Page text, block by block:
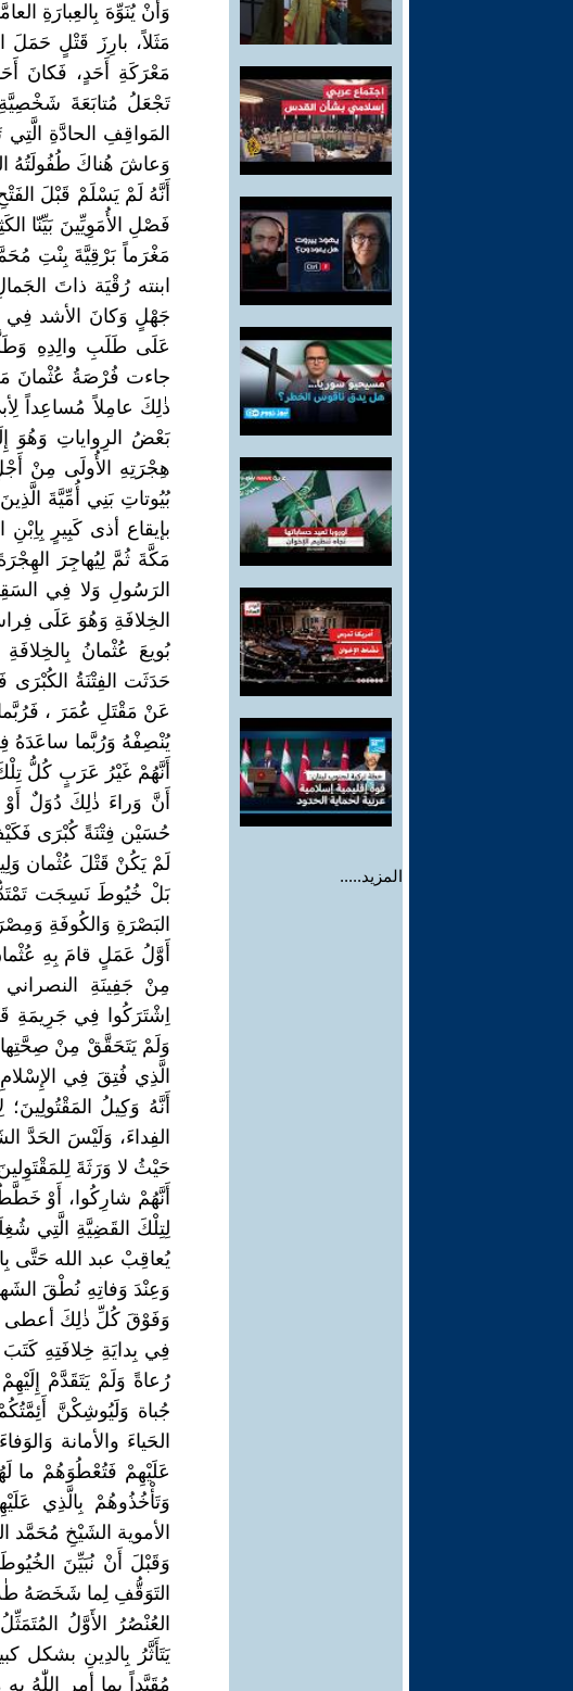
المزيد.....
وَأَنْ يُنَوِّهَ بِالعِبارَةِ
مَثَلاً، بارِزَ قَتْلٍ
مَعْرَكَةِ أَحَدٍ، فَكانَ
تَجْعَلُ مُتابَعَةَ شَخْصِيَّةِ
المَواقِفِ الحادَّةِ
وَعاشَ هُناكَ طُفُولَتُهُ
أَنَّهُ لَمْ يَسْلَمْ قَبْلَ
فَصْلِ الأُمَوِيِّينَ بَيِّنّا
مَغْرَماً بَرْقِيَّةَ بِنْتِ
ابنته رُقْيَة ذاتَ
جَهْلٍ وَكانَ الأشد فِي
عَلَى طَلَبِ والِدِهِ
جاءت فُرْصَةُ عُثْمانَ
ذٰلِكَ عامِلاً مُساعِداً
بَعْضُ الرِواياتِ وَهُوَ
هِجْرَتِهِ الأُولَى مِنْ
بُيُوتاتِ بَنِي أُمِّيَّةَ
بإيقاع أذى كَبِيرٍ
مَكَّةَ ثُمَّ لِيُهاجِرَ
الرَسُولِ وَلا فِي
الخِلافَةِ وَهُوَ عَلَى
حَدَثَت الفِتْنَةُ
عَنْ مَقْتَلِ عُمَرَ ،
يُنْصِفْهُ وَرُبَّما ساعَدَهُ
أَنَّهُمْ غَيْرُ عَرَبٍ كُلُّ
أَنَّ وَراءَ ذٰلِكَ دُوَلٌ
حُسَيْن فِتْنَةً كُبْرَى
لَمْ يَكُنْ قَتْلَ عُثْمان
بَلْ خُيُوطَ نَسِجَت تَمْتَدُّ
البَصْرَةِ وَالكُوفَةِ
أَوَّلُ عَمَلٍ قامَ بِهِ
مِنْ جَفِينَةِ
اِشْتَرَكُوا فِي جَرِيمَةِ
وَلَمْ يَتَحَقَّقْ مِنْ
الَّذِي فُتِقَ فِي
أَنَّهُ وَكِيلُ
الفِداءَ، وَلَيْسَ الحَدَّ
حَيْثُ لا وَرَثَةَ
أَنَّهُمْ شارِكُوا، أَوْ
لِتِلْكَ القَضِيَّةِ الَّتِي
يُعاقِبْ عبد الله حَتَّى
وَعِنْدَ وَفاتِهِ نُطْقَ
وَفَوْقَ كُلِّ ذٰلِكَ أعطى
فِي بِدايَةِ خِلافَتِهِ كَتَبَ
رُعاةً وَلَمْ يَتَقَدَّمْ
جُباة وَلَيُوشِكْنَّ
الحَياءَ والأمانة
عَلَيْهِمْ فَتُعْطُوَهُمْ ما
وَتَأْخُذُوهُمْ بِالَّذِي
الأموية الشَيْخِ مُحَمَّد
وَقَبْلَ أَنْ نُبَيِّنَ
التَوَقُّفِ لِما شَخَصَهُ
العُنْصُرُ الأَوَّلُ
يَتَأَثَّرُ بِالدِينِ بشكل
مُقَيَّداً بِما أمر اللّٰهُ